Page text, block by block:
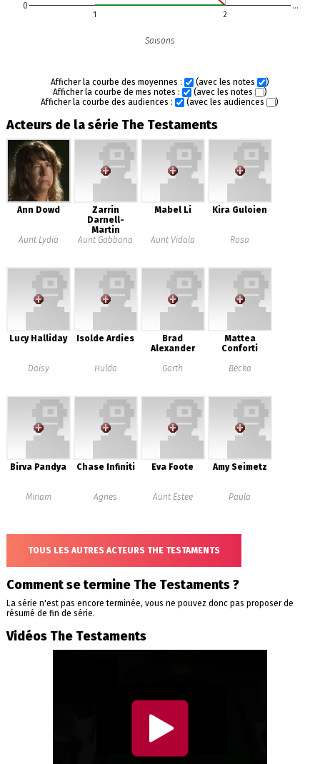
1 2
0 …
Saisons
Afficher la courbe des moyennes : (avec les notes
)
Afficher la courbe de mes notes :
(avec les notes
)
Afficher la courbe des audiences :
(avec les audiences )
Acteurs de la série The Testaments
Ann Dowd
Aunt Lydia
Zarrin
Darnell-
Martin
Aunt Gabbana
Mabel Li
Aunt Vidala
Kira Guloien
Rosa
Lucy Halliday
Daisy
Isolde Ardies
Hulda
Brad
Alexander
Garth
Mattea
Conforti
Becka
Birva Pandya
Miriam
Chase Infiniti
Agnes
Eva Foote
Aunt Estee
Amy Seimetz
Paula
TOUS LES AUTRES ACTEURS THE TESTAMENTS
Comment se termine The Testaments ?
La série n'est pas encore terminée, vous ne pouvez donc pas proposer de
résumé de fin de série.
Vidéos The Testaments